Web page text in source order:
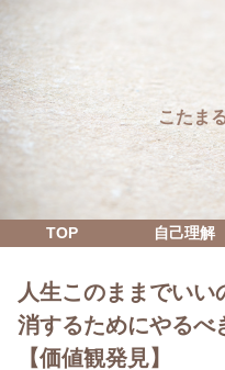
こたま
TOP 自己理解
人生このままでい
消するためにやるべ
【価値観発見】